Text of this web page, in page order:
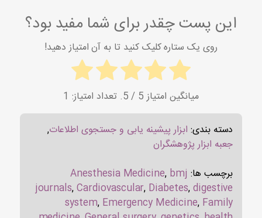
این پست چقدر برای شما مفید بود؟
روی یک ستاره کلیک کنید تا به آن امتیاز دهید!
میانگین امتیاز5 / 5. تعداد امتیاز: 1
دسته بندی: ابزار پیشینه یابی و جستجوی اطلاعات,
جعبه ابزار پژوهشگران
برچسب ها:
Anesthesia Medicine, bmj
journals,Cardiovascular, Diabetes,digestive
system, Emergency Medicine, Family